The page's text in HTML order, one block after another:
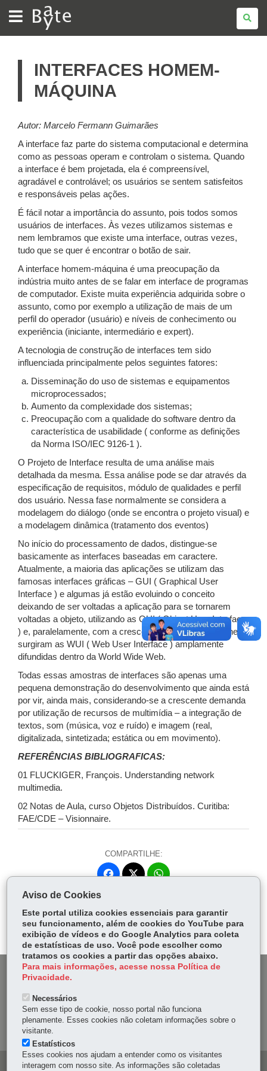
BATE
BYTE
INTERFACES HOMEM-
MÁQUINA
Autor: Marcelo Fermann Guimarães
A interface faz parte do sistema computacional e determina
como as pessoas operam e controlam o sistema. Quando
a interface é bem projetada, ela é compreensível,
agradável e controlável; os usuários se sentem satisfeitos
e responsáveis pelas ações.
É fácil notar a importância do assunto, pois todos somos
usuários de interfaces. Às vezes utilizamos sistemas e
nem lembramos que existe uma interface, outras vezes,
tudo que se quer é encontrar o botão de sair.
A interface homem-máquina é uma preocupação da
indústria muito antes de se falar em interface de programas
de computador. Existe muita experiência adquirida sobre o
assunto, como por exemplo a utilização de mais de um
perfil do operador (usuário) e níveis de conhecimento ou
experiência (iniciante, intermediário e expert).
A tecnologia de construção de interfaces tem sido
influenciada principalmente pelos seguintes fatores:
Disseminação do uso de sistemas e equipamentos
microprocessados;
Aumento da complexidade dos sistemas;
Preocupação com a qualidade do software dentro da
característica de usabilidade ( conforme as definições
da Norma ISO/IEC 9126-1 ).
O Projeto de Interface resulta de uma análise mais
detalhada da mesma. Essa análise pode se dar através da
especificação de requisitos, módulo de qualidades e perfil
dos usuário. Nessa fase normalmente se considera a
modelagem do diálogo (onde se encontra o projeto visual) e
a modelagem dinâmica (tratamento dos eventos)
No início do processamento de dados, distingue-se
basicamente as interfaces baseadas em caractere.
Atualmente, a maioria das aplicações se utilizam das
famosas interfaces gráficas – GUI ( Graphical User
Interface ) e algumas já estão evoluindo o conceito
deixando de ser voltadas a aplicação para se tornarem
voltadas a objeto, utilizando as OUI ( Object User Interface
) e, paralelamente, com a crescente utilização da Internet,
surgiram as WUI ( Web User Interface ) amplamente
difundidas dentro da World Wide Web.
Todas essas amostras de interfaces são apenas uma
pequena demonstração do desenvolvimento que ainda está
por vir, ainda mais, considerando-se a crescente demanda
por utilização de recursos de multimídia – a integração de
textos, som (música, voz e ruído) e imagem (real,
digitalizada, sintetizada; estática ou em movimento).
REFERÊNCIAS BIBLIOGRAFICAS:
01 FLUCKIGER, François. Understanding network
multimedia.
02 Notas de Aula, curso Objetos Distribuídos. Curitiba:
FAE/CDE – Visionnaire.
COMPARTILHE:
Fa
ok
itt
er
W
Ap
p
DENUNCIE CORRUPÇÃO
OUVIDORIA
Aviso de Cookies
Este portal utiliza cookies essenciais para garantir
seu funcionamento, além de cookies do YouTube para
exibição de vídeos e do Google Analytics para coleta
de estatísticas de uso. Você pode escolher como
tratamos os cookies a partir das opções abaixo.
Para mais informações, acesse nossa Política de
Privacidade.
Necessários
Sem esse tipo de cookie, nosso portal não funciona
plenamente. Esses cookies não coletam informações sobre o
visitante.
Estatísticos
Esses cookies nos ajudam a entender como os visitantes
interagem com nosso site. As informações são coletadas